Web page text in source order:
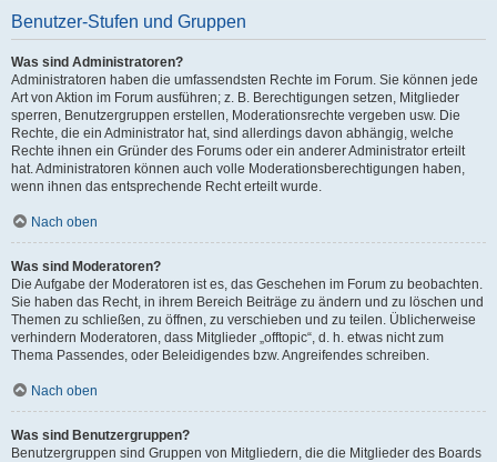
Benutzer-Stufen und Gruppen
Was sind Administratoren?
Administratoren haben die umfassendsten Rechte im Forum. Sie können jede
Art von Aktion im Forum ausführen; z. B. Berechtigungen setzen, Mitglieder
sperren, Benutzergruppen erstellen, Moderationsrechte vergeben usw. Die
Rechte, die ein Administrator hat, sind allerdings davon abhängig, welche
Rechte ihnen ein Gründer des Forums oder ein anderer Administrator erteilt
hat. Administratoren können auch volle Moderationsberechtigungen haben,
wenn ihnen das entsprechende Recht erteilt wurde.
Nach oben
Was sind Moderatoren?
Die Aufgabe der Moderatoren ist es, das Geschehen im Forum zu beobachten.
Sie haben das Recht, in ihrem Bereich Beiträge zu ändern und zu löschen und
Themen zu schließen, zu öffnen, zu verschieben und zu teilen. Üblicherweise
verhindern Moderatoren, dass Mitglieder „offtopic“, d. h. etwas nicht zum
Thema Passendes, oder Beleidigendes bzw. Angreifendes schreiben.
Nach oben
Was sind Benutzergruppen?
Benutzergruppen sind Gruppen von Mitgliedern, die die Mitglieder des Boards